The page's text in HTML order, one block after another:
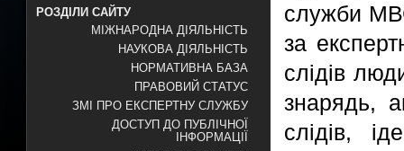
РОЗДІЛИ САЙТУ
МІЖНАРОДНА ДІЯЛЬНІСТЬ
НАУКОВА ДІЯЛЬНІСТЬ
НОРМАТИВНА БАЗА
ПРАВОВИЙ СТАТУС
ЗМІ ПРО ЕКСПЕРТНУ СЛУЖБУ
ДОСТУП ДО ПУБЛІЧНОЇ
ІНФОРМАЦІЇ
служби
за
слідів
знарядь,
слідів,